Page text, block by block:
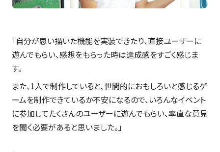
「自分が思い描いた機能を実装できたり、直接ユーザーに
遊んでもらい、感想をもらった時は達成感をすごく感じま
す。
また、1人で制作していると、世間的におもしろいと感じるゲ
ームを制作できているか不安になるので、いろんなイベント
に参加してたくさんのユーザーに遊んでもらい、率直な意見
を聞く必要があると思いました。」